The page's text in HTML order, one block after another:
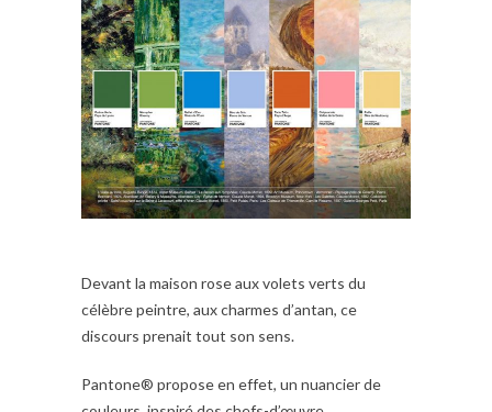
Devant la maison rose aux volets verts du
célèbre peintre, aux charmes d’antan, ce
discours prenait tout son sens.
Pantone® propose en effet, un nuancier de